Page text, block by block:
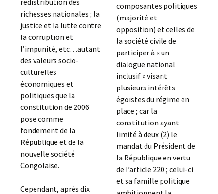
redistribution des
richesses nationales ; la
justice et la lutte contre
la corruption et
l’impunité, etc…autant
des valeurs socio-
culturelles
économiques et
politiques que la
constitution de 2006
pose comme
fondement de la
République et de la
nouvelle société
Congolaise.
Cependant, après dix
composantes politiques
(majorité et
opposition) et celles de
la société civile de
participer à « un
dialogue national
inclusif » visant
plusieurs intérêts
égoïstes du régime en
place ; car la
constitution ayant
limité à deux (2) le
mandat du Président de
la République en vertu
de l’article 220 ; celui-ci
et sa famille politique